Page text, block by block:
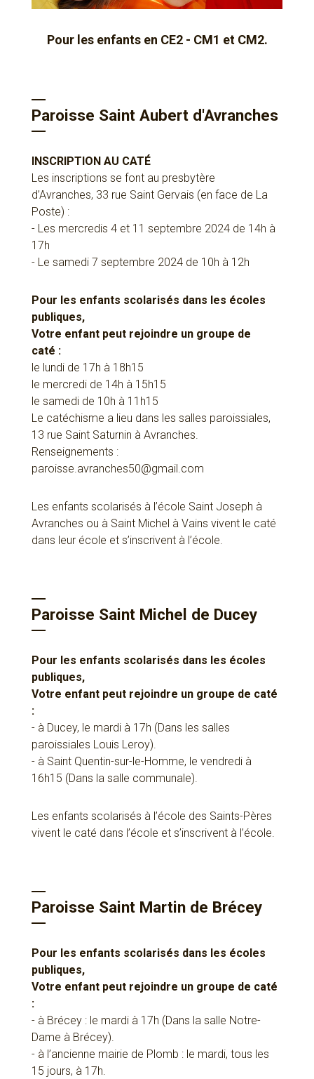
Pour les enfants en CE2 - CM1 et CM2.
Paroisse Saint Aubert d'Avranches
INSCRIPTION AU CATÉ
Les inscriptions se font au presbytère
d’Avranches, 33 rue Saint Gervais (en face de La
Poste) :
- Les mercredis 4 et 11 septembre 2024 de 14h à
17h
- Le samedi 7 septembre 2024 de 10h à 12h
Pour les enfants scolarisés dans les écoles
publiques,
Votre enfant peut rejoindre un groupe de
caté :
le lundi de 17h à 18h15
le mercredi de 14h à 15h15
le samedi de 10h à 11h15
Le catéchisme a lieu dans les salles paroissiales,
13 rue Saint Saturnin à Avranches.
Renseignements :
paroisse.avranches50@gmail.com
Les enfants scolarisés à l’école Saint Joseph à
Avranches ou à Saint Michel à Vains vivent le caté
dans leur école et s’inscrivent à l’école.
Paroisse Saint Michel de Ducey
Pour les enfants scolarisés dans les écoles
publiques,
Votre enfant peut rejoindre un groupe de caté
:
- à Ducey, le mardi à 17h (Dans les salles
paroissiales Louis Leroy).
- à Saint Quentin-sur-le-Homme, le vendredi à
16h15 (Dans la salle communale).
Les enfants scolarisés à l’école des Saints-Pères
vivent le caté dans l’école et s’inscrivent à l’école.
Paroisse Saint Martin de Brécey
Pour les enfants scolarisés dans les écoles
publiques,
Votre enfant peut rejoindre un groupe de caté
:
- à Brécey : le mardi à 17h (Dans la salle Notre-
Dame à Brécey).
- à l’ancienne mairie de Plomb : le mardi, tous les
15 jours, à 17h.